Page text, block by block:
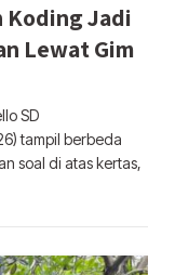
Koding Jadi
Lewat Gim
SD
tampil berbeda
soal di atas kertas,